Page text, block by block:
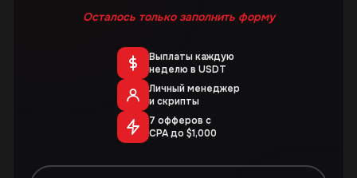
Осталось только заполнить форму
Выплаты каждую
неделю в USDT
Личный менеджер
и скрипты
7 офферов с
CPA до $1,000